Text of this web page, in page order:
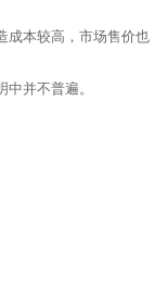
成本较高，市场售价也
并不普遍。